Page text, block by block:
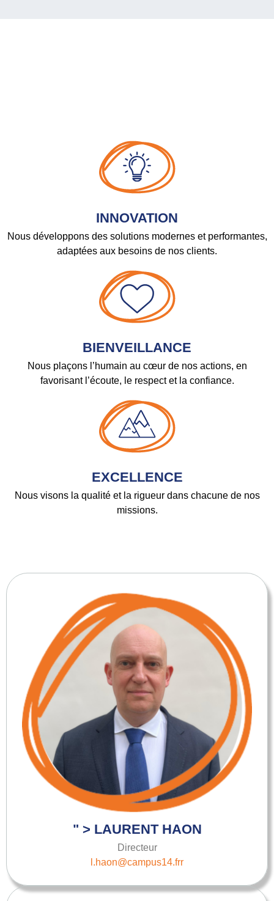
INNOVATION
Nous développons des solutions modernes et performantes,
adaptées aux besoins de nos clients.
BIENVEILLANCE
Nous plaçons l’humain au cœur de nos actions, en
favorisant l’écoute, le respect et la confiance.
EXCELLENCE
Nous visons la qualité et la rigueur dans chacune de nos
missions.
" > LAURENT HAON
Directeur
l.haon@campus14.frr